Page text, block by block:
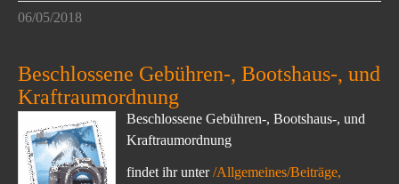
06/05/2018
Beschlossene Gebühren-, Bootshaus-, und
Kraftraumordnung
Beschlossene Gebühren-, Bootshaus-, und
Kraftraumordnung
findet ihr unter/Allgemeines/Beiträge,